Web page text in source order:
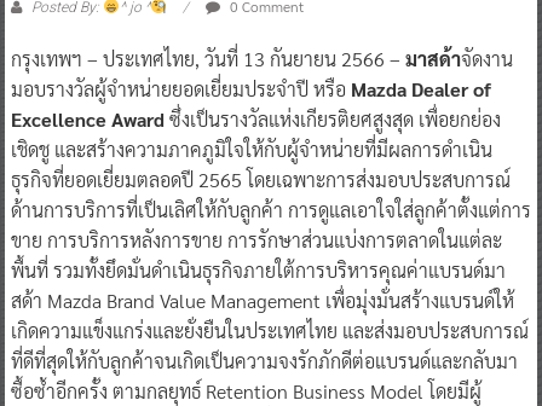
Posted By: ^ jo ^ 0 Comment
กรุงเทพฯ – ประเทศไทย, วันที่ 13 กันยายน 2566 – มาสด้าจัดงาน
มอบรางวัลผู้จำหน่ายยอดเยี่ยมประจำปี หรือ Mazda Dealer of
Excellence Award ซึ่งเป็นรางวัลแห่งเกียรติยศสูงสุด เพื่อยกย่อง
เชิดชู และสร้างความภาคภูมิใจให้กับผู้จำหน่ายที่มีผลการดำเนิน
ธุรกิจที่ยอดเยี่ยมตลอดปี 2565 โดยเฉพาะการส่งมอบประสบการณ์
ด้านการบริการที่เป็นเลิศให้กับลูกค้า การดูแลเอาใจใส่ลูกค้าตั้งแต่การ
ขาย การบริการหลังการขาย การรักษาส่วนแบ่งการตลาดในแต่ละ
พื้นที่ รวมทั้งยึดมั่นดำเนินธุรกิจภายใต้การบริหารคุณค่าแบรนด์มา
สด้า Mazda Brand Value Management เพื่อมุ่งมั่นสร้างแบรนด์ให้
เกิดความแข็งแกร่งและยั่งยืนในประเทศไทย และส่งมอบประสบการณ์
ที่ดีที่สุดให้กับลูกค้าจนเกิดเป็นความจงรักภักดีต่อแบรนด์และกลับมา
ซื้อซ้ำอีกครั้ง ตามกลยุทธ์ Retention Business Model โดยมีผู้